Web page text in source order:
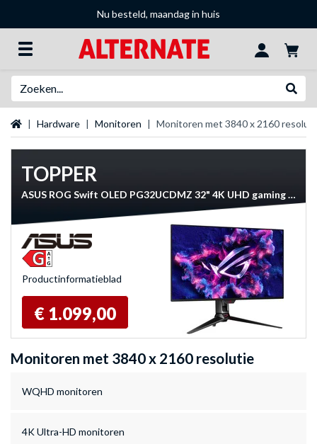
Nu besteld, maandag in huis
Startpagina
Hardware Monitoren Monitoren met 3840 x 2160
TOPPER
ASUS ROG Swift OLED PG32UCDMZ 32" 4K UHD gaming monitor
Product­informatieblad
€ 1.099,00
Monitoren met 3840 x 2160 resolutie
WQHD monitoren
4K Ultra-HD monitoren